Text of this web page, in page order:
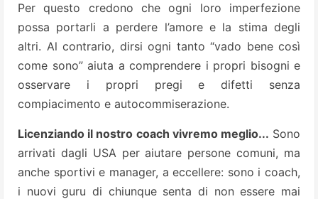
Per questo credono che ogni loro imperfezione
possa portarli a perdere l’amore e la stima degli
altri. Al contrario, dirsi ogni tanto “vado bene così
come sono” aiuta a comprendere i propri bisogni e
osservare i propri pregi e difetti senza
compiacimento e autocommiserazione.
Licenziando il nostro coach vivremo meglio... Sono
arrivati dagli USA per aiutare persone comuni, ma
anche sportivi e manager, a eccellere: sono i coach,
i nuovi guru di chiunque senta di non essere mai